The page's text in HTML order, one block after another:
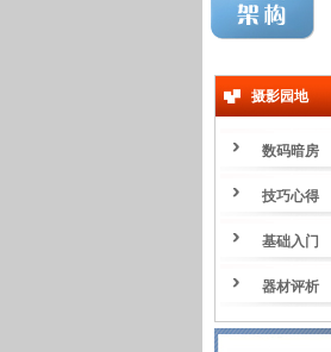
摄影园地
数码暗房
技巧心得
基础入门
器材评析